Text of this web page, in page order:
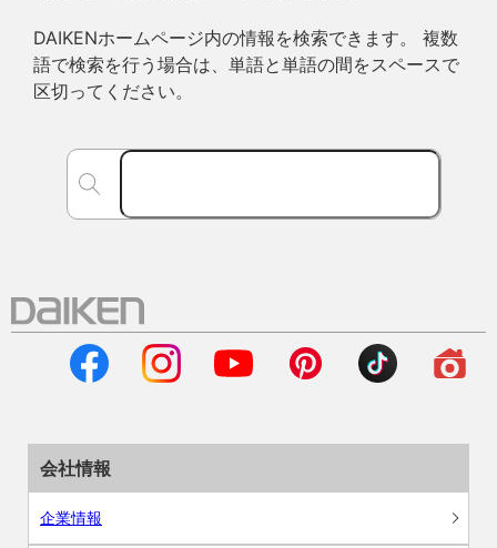
DAIKENホームページ内の情報を検索できます。 複数
語で検索を行う場合は、単語と単語の間をスペースで
区切ってください。
会社情報
企業情報